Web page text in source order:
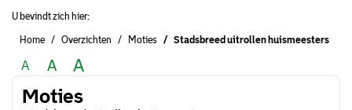
U bevindt zich hier:
Home Overzichten Moties Stadsbreed uitrollen huismeesters
A A A
Moties